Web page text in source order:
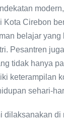
Kota Cirebon
belajar yang
Pesantren
tidak hanya
keterampilan
sehari-
dilaksanakan di